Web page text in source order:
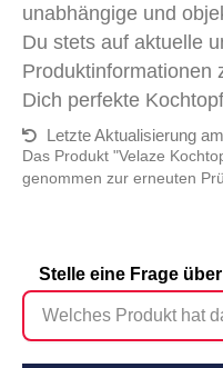
unabhängige und
Du stets auf aktuelle
Produktinformationen
Dich perfekte
Letzte Aktualisierung
Das Produkt "Velaze
genommen zur erneuten
Stelle eine Frage